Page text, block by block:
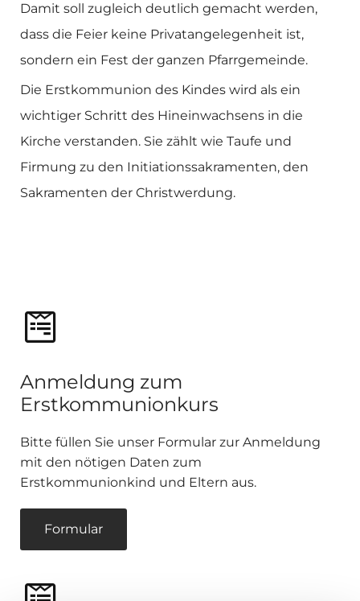
Damit soll zugleich deutlich gemacht werden,
dass die Feier keine Privatangelegenheit ist,
sondern ein Fest der ganzen Pfarrgemeinde.
Die Erstkommunion des Kindes wird als ein
wichtiger Schritt des Hineinwachsens in die
Kirche verstanden. Sie zählt wie Taufe und
Firmung zu den Initiationssakramenten, den
Sakramenten der Christwerdung.
Anmeldung zum
Erstkommunionkurs
Bitte füllen Sie unser Formular zur Anmeldung
mit den nötigen Daten zum
Erstkommunionkind und Eltern aus.
Formular